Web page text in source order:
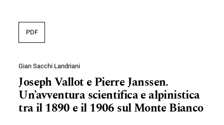
PDF
Gian Sacchi Landriani
Joseph Vallot e Pierre Janssen.
Un’avventura scientifica e alpinistica
tra il 1890 e il 1906 sul Monte Bianco